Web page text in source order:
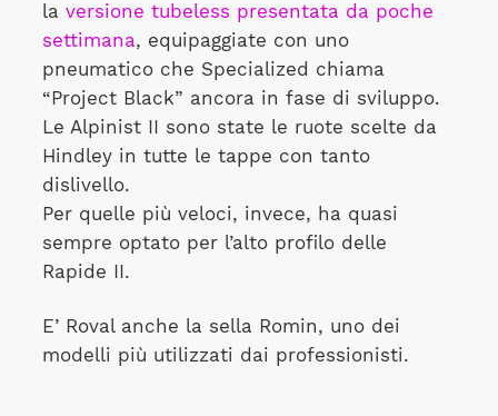
la versione tubeless presentata da poche
settimana, equipaggiate con uno
pneumatico che Specialized chiama
“Project Black” ancora in fase di sviluppo.
Le Alpinist II sono state le ruote scelte da
Hindley in tutte le tappe con tanto
dislivello.
Per quelle più veloci, invece, ha quasi
sempre optato per l’alto profilo delle
Rapide II.
E’ Roval anche la sella Romin, uno dei
modelli più utilizzati dai professionisti.